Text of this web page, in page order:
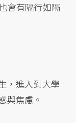
會有隔行如隔
，進入到大學
與焦慮。